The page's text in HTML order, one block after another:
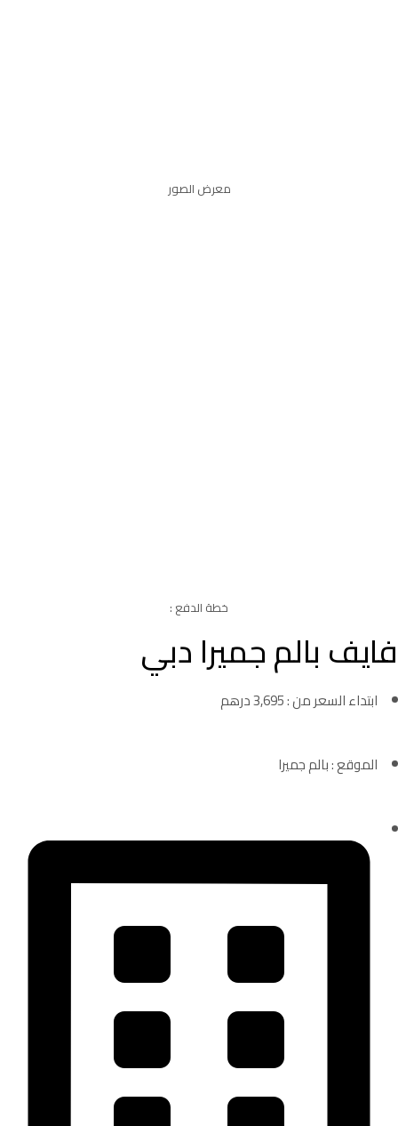
معرض الصور
خطة الدفع :
فايف بالم جميرا دبي
ابتداء السعر من : 3,695 درهم
الموقع : بالم جميرا